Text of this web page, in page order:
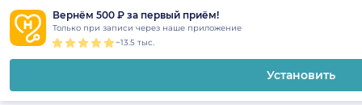
Вернём 500 ₽ за первый приём!
Только при записи через наше приложение
~13.5 тыс.
Установить
Закрыть